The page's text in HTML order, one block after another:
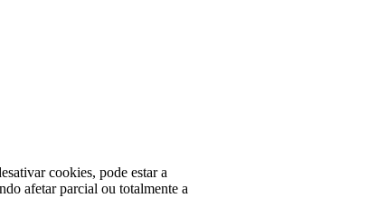
cookies, pode estar a
afetar parcial ou totalmente a